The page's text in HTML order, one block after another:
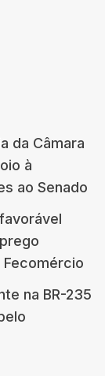
da Câmara
à
ao Senado
na BR-235